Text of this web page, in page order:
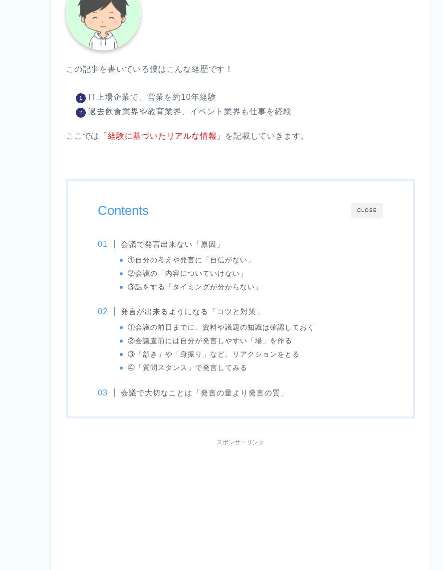
この記事を書いている僕はこんな経歴です！
IT上場企業で、営業を約10年経験
過去飲食業界や教育業界、イベント業界も仕事を経験
ここでは 「経験に基づいたリアルな情報」 を記載していきます。
CLOSE
Contents
会議で発言出来ない「原因」
①自分の考えや発言に「自信がない」
②会議の「内容についていけない」
③話をする「タイミングが分からない」
発言が出来るようになる「コツと対策」
①会議の前日までに、資料や議題の知識は確認しておく
②会議直前には自分が発言しやすい「場」を作る
③「頷き」や「身振り」など、リアクションをとる
④「質問スタンス」で発言してみる
会議で大切なことは「発言の量より発言の質」
スポンサーリンク